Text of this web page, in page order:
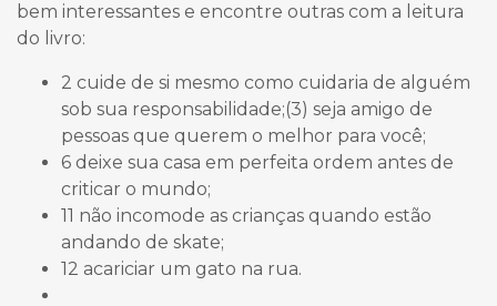
bem interessantes e encontre outras com a leitura
do livro:
2 cuide de si mesmo como cuidaria de alguém
sob sua responsabilidade;(3) seja amigo de
pessoas que querem o melhor para você;
6 deixe sua casa em perfeita ordem antes de
criticar o mundo;
11 não incomode as crianças quando estão
andando de skate;
12 acariciar um gato na rua.